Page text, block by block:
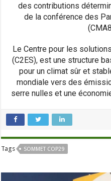
des contributions
de la conférence des
Le Centre pour les
(C2ES), est une structure
pour un climat sûr et
mondiale vers des
serre nulles et une
Tags SOMMET COP29